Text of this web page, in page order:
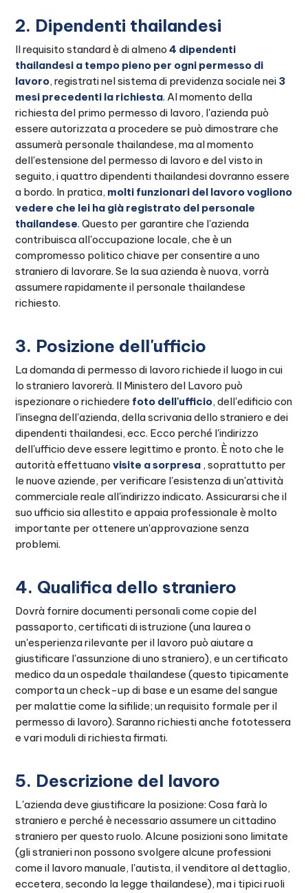
2. Dipendenti thailandesi
Il requisito standard è di almeno4 dipendenti
thailandesi a tempo pieno per ogni permesso di
lavoro, registrati nel sistema di previdenza sociale nei 3
mesi precedenti la richiesta. Al momento della
richiesta del primo permesso di lavoro, l'azienda può
essere autorizzata a procedere se può dimostrare che
assumerà personale thailandese, ma al momento
dell'estensione del permesso di lavoro e del visto in
seguito, i quattro dipendenti thailandesi dovranno essere
a bordo. In pratica, molti funzionari del lavoro vogliono
vedere che lei ha già registrato del personale
thailandese. Questo per garantire che l'azienda
contribuisca all'occupazione locale, che è un
compromesso politico chiave per consentire a uno
straniero di lavorare. Se la sua azienda è nuova, vorrà
assumere rapidamente il personale thailandese
richiesto.
3. Posizione dell'ufficio
La domanda di permesso di lavoro richiede il luogo in cui
lo straniero lavorerà. Il Ministero del Lavoro può
ispezionare o richiedere foto dell'ufficio, dell'edificio con
l'insegna dell'azienda, della scrivania dello straniero e dei
dipendenti thailandesi, ecc. Ecco perché l'indirizzo
dell'ufficio deve essere legittimo e pronto. È noto che le
autorità effettuanovisite a sorpresa , soprattutto per
le nuove aziende, per verificare l'esistenza di un'attività
commerciale reale all'indirizzo indicato. Assicurarsi che il
suo ufficio sia allestito e appaia professionale è molto
importante per ottenere un'approvazione senza
problemi.
4. Qualifica dello straniero
Dovrà fornire documenti personali come copie del
passaporto, certificati di istruzione (una laurea o
un'esperienza rilevante per il lavoro può aiutare a
giustificare l'assunzione di uno straniero), e un certificato
medico da un ospedale thailandese (questo tipicamente
comporta un check-up di base e un esame del sangue
per malattie come la sifilide; un requisito formale per il
permesso di lavoro). Saranno richiesti anche fototessera
e vari moduli di richiesta firmati.
5. Descrizione del lavoro
L'azienda deve giustificare la posizione: Cosa farà lo
straniero e perché è necessario assumere un cittadino
straniero per questo ruolo. Alcune posizioni sono limitate
(gli stranieri non possono svolgere alcune professioni
come il lavoro manuale, l'autista, il venditore al dettaglio,
eccetera, secondo la legge thailandese), ma i tipici ruoli